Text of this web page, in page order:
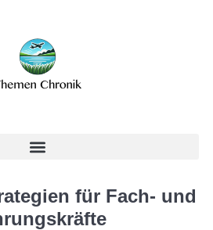
für Fach- und